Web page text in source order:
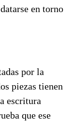
en torno
por la
piezas tienen
escritura
que ese